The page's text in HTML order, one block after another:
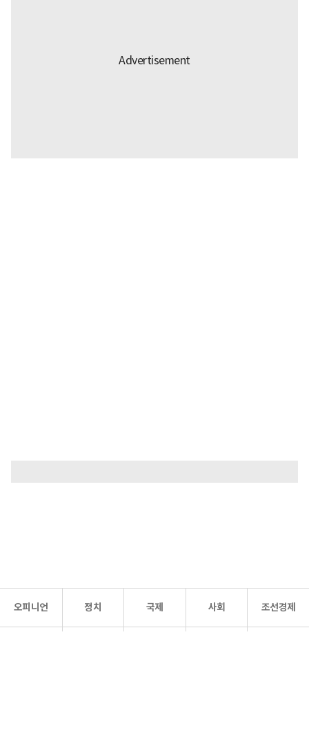
오피니언 정치 국제 사회 조선경제